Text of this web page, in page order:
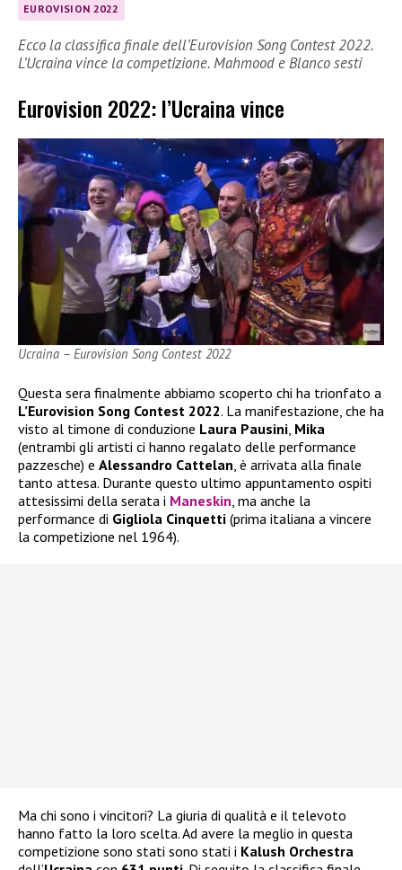
EUROVISION 2022
Ecco la classifica finale dell’Eurovision Song Contest 2022.
L’Ucraina vince la competizione. Mahmood e Blanco sesti
Eurovision 2022: l’Ucraina vince
Ucraina – Eurovision Song Contest 2022
Questa sera finalmente abbiamo scoperto chi ha trionfato a
L’Eurovision Song Contest 2022. La manifestazione, che ha
visto al timone di conduzione Laura Pausini Mika
(entrambi gli artisti ci hanno regalato delle performance
pazzesche) e Alessandro Cattelan , è arrivata alla finale
tanto attesa. Durante questo ultimo appuntamento ospiti
attesissimi della serata i Maneskin , ma anche la
performance di Gigliola Cinquetti (prima italiana a vincere
la competizione nel 1964).
Ma chi sono i vincitori? La giuria di qualità e il televoto
hanno fatto la loro scelta. Ad avere la meglio in questa
competizione sono stati sono stati i Kalush Orchestra